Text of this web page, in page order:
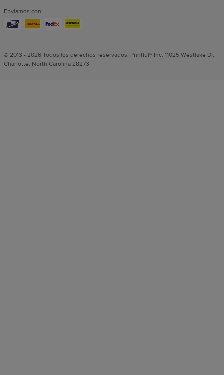
Enviamos con:
© 2013 - 2026 Todos los derechos reservados. Printful® Inc. 11025 Westlake Dr,
Charlotte, North Carolina 28273